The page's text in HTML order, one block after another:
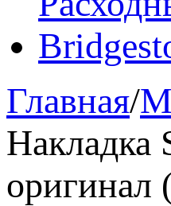
Главная/
оригинал